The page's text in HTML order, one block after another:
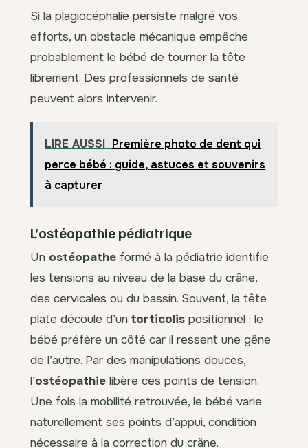
Si la plagiocéphalie persiste malgré vos
efforts, un obstacle mécanique empêche
probablement le bébé de tourner la tête
librement. Des professionnels de santé
peuvent alors intervenir.
LIRE AUSSI Première photo de dent qui
perce bébé : guide, astuces et souvenirs
à capturer
L’ostéopathie pédiatrique
Un ostéopathe formé à la pédiatrie identifie
les tensions au niveau de la base du crâne,
des cervicales ou du bassin. Souvent, la tête
plate découle d’un torticolis positionnel : le
bébé préfère un côté car il ressent une gêne
de l’autre. Par des manipulations douces,
l’ostéopathie libère ces points de tension.
Une fois la mobilité retrouvée, le bébé varie
naturellement ses points d’appui, condition
nécessaire à la correction du crâne.